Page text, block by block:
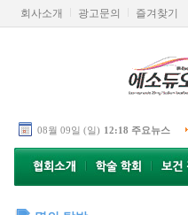
회사소개 광고문의 즐겨찾기
08월 09일 (일) 12:18 주요뉴스